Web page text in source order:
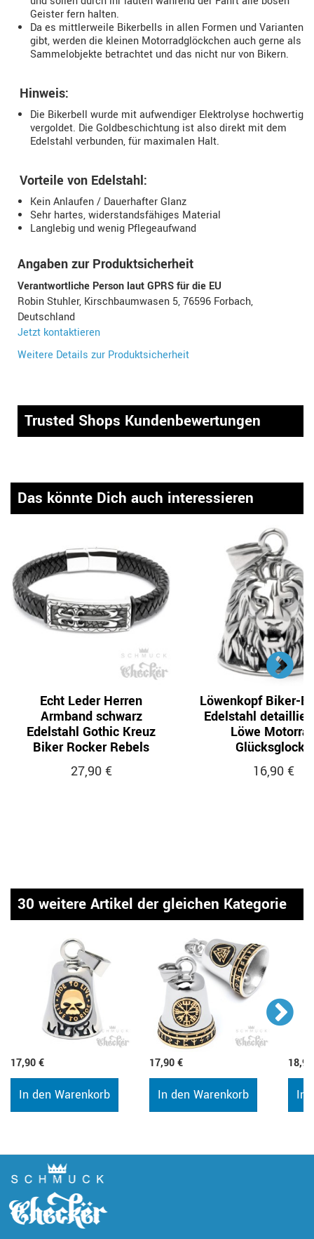
Geister fern halten.
Da es mittlerweile Bikerbells in allen Formen und Varianten
gibt, werden die kleinen Motorradglöckchen auch gerne als
Sammelobjekte betrachtet und das nicht nur von Bikern.
Hinweis:
Die Bikerbell wurde mit aufwendiger Elektrolyse hochwertig
vergoldet. Die Goldbeschichtung ist also direkt mit dem
Edelstahl verbunden, für maximalen Halt.
Vorteile von Edelstahl:
Kein Anlaufen / Dauerhafter Glanz
Sehr hartes, widerstandsfähiges Material
Langlebig und wenig Pflegeaufwand
Angaben zur Produktsicherheit
Verantwortliche Person laut GPRS für die EU
Robin Stuhler, Kirschbaumwasen 5, 76596 Forbach,
Deutschland
Jetzt kontaktieren
Weitere Details zur Produktsicherheit
Trusted Shops Kundenbewertungen
Das könnte Dich auch interessieren
Echt Leder Herren
Armband schwarz
Edelstahl Gothic Kreuz
Biker Rocker Rebels
27,90 €
Löwenkopf Biker-
Edelstahl
Löwe
Glücksglocke
16,90 €
30 weitere Artikel der gleichen Kategorie
17,90 €
In den Warenkorb
17,90 €
In den Warenkorb In